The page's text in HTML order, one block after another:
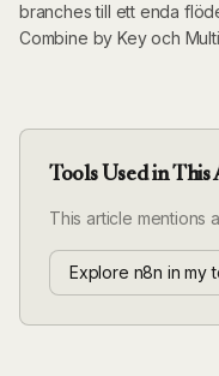
branches till ett enda
Combine by Key och
Tools Used in This
This article mentions
Explore n8n in my